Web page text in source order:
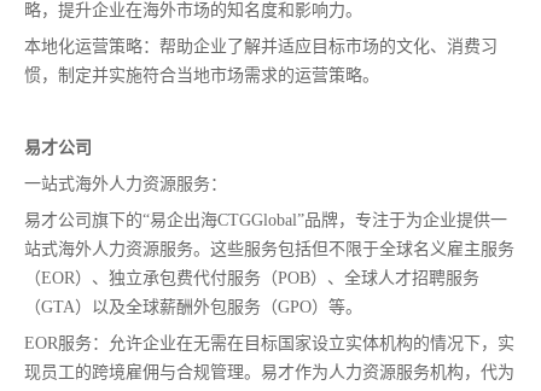
略，提升企业在海外市场的知名度和影响力。
本地化运营策略：帮助企业了解并适应目标市场的文化、消费习
惯，制定并实施符合当地市场需求的运营策略。
易才公司
一站式海外人力资源服务：
易才公司旗下的“易企出海CTGGlobal”品牌，专注于为企业提供一
站式海外人力资源服务。这些服务包括但不限于全球名义雇主服务
（EOR）、独立承包费代付服务（POB）、全球人才招聘服务
（GTA）以及全球薪酬外包服务（GPO）等。
EOR服务：允许企业在无需在目标国家设立实体机构的情况下，实
现员工的跨境雇佣与合规管理。易才作为人力资源服务机构，代为